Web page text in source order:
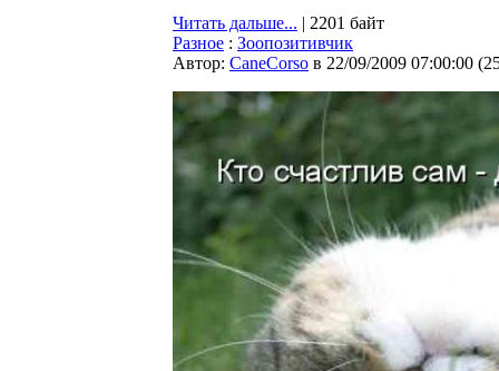
Читать дальше... | 2201 байт
Разное : Зоопозитивчик
Автор: CaneCorso в 22/09/2009 07:00:00 (